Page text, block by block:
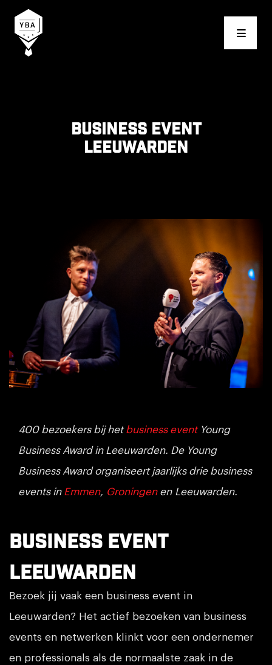
Young Business Award
Business event
Leeuwarden
400 bezoekers bij hetbusiness eventYoung
Business Award in Leeuwarden. De Young
Business Award organiseert jaarlijks drie business
events in Emmen, Groningenen Leeuwarden.
Business event
Leeuwarden
Bezoek jij vaak een business event in
Leeuwarden? Het actief bezoeken van business
events en netwerken klinkt voor een ondernemer
en professionals als de normaalste zaak in de